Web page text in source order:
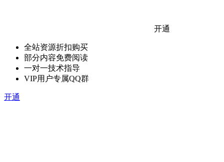
开通
全站资源折扣购买
部分内容免费阅读
一对一技术指导
VIP用户专属QQ群
开通